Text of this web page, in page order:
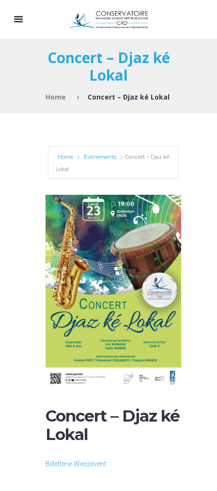
Concert – Djaz ké
Lokal
Home Concert – Djaz ké Lokal
Home Évènements
Concert – Djaz ké
Lokal
Concert – Djaz ké
Lokal
Billetterie Weezevent